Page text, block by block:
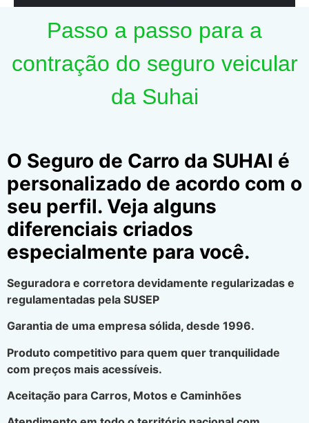
Passo a passo para a
contração do seguro veicular
da Suhai
O Seguro de Carro da SUHAI é
personalizado de acordo com o
seu perfil. Veja alguns
diferenciais criados
especialmente para você.
Seguradora e corretora devidamente regularizadas e
regulamentadas pela SUSEP
Garantia de uma empresa sólida, desde 1996.
Produto competitivo para quem quer tranquilidade
com preços mais acessíveis.
Aceitação para Carros, Motos e Caminhões